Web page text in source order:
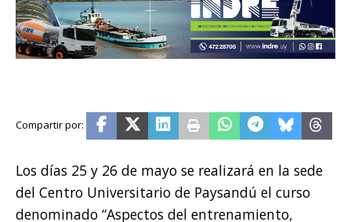
Los días 25 y 26 de mayo se realizará en la sede
del Centro Universitario de Paysandú el curso
denominado “Aspectos del entrenamiento,